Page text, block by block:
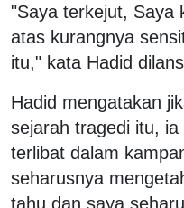
"Saya terkejut, Saya
atas kurangnya
itu," kata Hadid
Hadid mengatakan
sejarah tragedi itu,
terlibat dalam
seharusnya
tahu dan saya